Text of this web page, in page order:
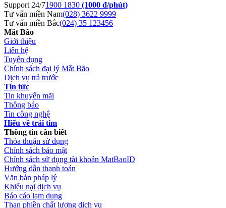
Support 24/71900 1830 (1000 đ/phút)
Tư vấn miền Nam(028) 3622 9999
Tư vấn miền Bắc(024) 35 123456
Mắt Bão
Giới thiệu
Liên hệ
Tuyển dụng
Chính sách đại lý Mắt Bão
Dịch vụ trả trước
Tin tức
Tin khuyến mãi
Thông báo
Tin công nghệ
Hiểu về trái tim
Thông tin cần biết
Thỏa thuận sử dụng
Chính sách bảo mật
Chính sách sử dụng tài khoản MatBaoID
Hướng dẫn thanh toán
Văn bản pháp lý
Khiếu nại dịch vụ
Báo cáo lạm dụng
Than phiền chất lượng dịch vụ